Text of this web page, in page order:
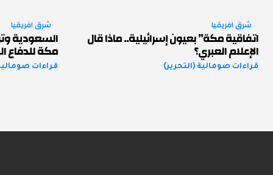
شرق افريقيا
اتفاقية مكة” بعيون إسرائيلية.. ماذا قال
الإعلام العبري؟
قراءات صومالية (التحرير)
شرق افريقيا
السعودية
مكة للدفاع
قراءات